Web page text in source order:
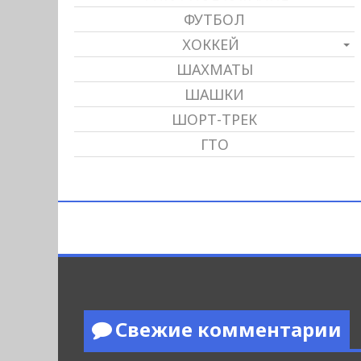
ФУТБОЛ
ХОККЕЙ
ШАХМАТЫ
ШАШКИ
ШОРТ-ТРЕК
ГТО
Свежие комментарии